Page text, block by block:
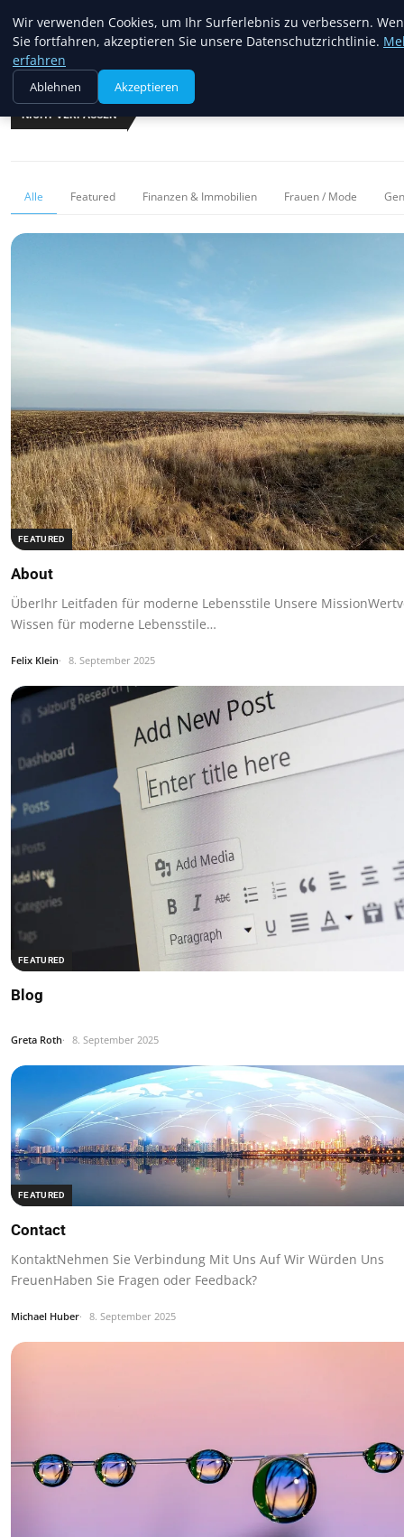
Blogread
NICHT VERPASSEN
Alle Featured Finanzen & Immobilien Frauen / Mode
FEATURED
About
ÜberIhr Leitfaden für moderne Lebensstile Unsere
Wissen für moderne Lebensstile…
Felix Klein 8. September 2025
FEATURED
Blog
Greta Roth 8. September 2025
FEATURED
Contact
KontaktNehmen Sie Verbindung Mit Uns Auf Wir Würden Uns
FreuenHaben Sie Fragen oder Feedback?
Michael Huber 8. September 2025
Wir verwenden Cookies, um Ihr Surferlebnis zu verbessern.
Sie fortfahren, akzeptieren Sie unsere Datenschutzrichtlinie.
erfahren
Ablehnen Akzeptieren